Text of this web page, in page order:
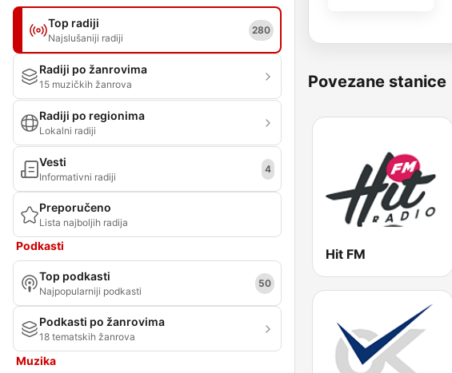
Top radiji
Najslušaniji radiji
280
Radiji po žanrovima
15 muzičkih žanrova
Radiji po regionima
Lokalni radiji
Vesti
Informativni radiji
4
Preporučeno
Lista najboljih radija
Podkasti
Top podkasti
Najpopularniji podkasti
50
Podkasti po žanrovima
18 tematskih žanrova
Muzika
Povezane stanice
Hit FM